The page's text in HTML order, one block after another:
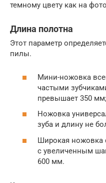
темному цвету как на
Длина полотна
Этот параметр
пилы.
Мини-ножовка
частыми
превышает 350 мм;
Ножовка
зуба и длину не
Широкая ножовка
с увеличенным
600 мм.